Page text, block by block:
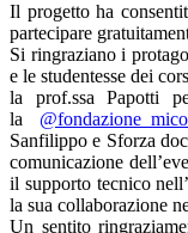
Il progetto ha
partecipare
Si ringraziano i
e le studentesse dei
la prof.ssa Papotti
la
Sanfilippo e Sforza
comunicazione
il supporto tecnico
la sua collaborazione
Un sentito